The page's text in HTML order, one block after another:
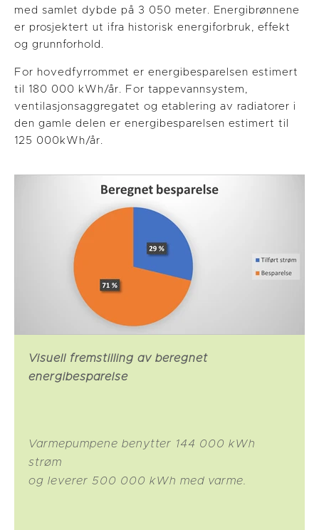
med samlet dybde på 3 050 meter. Energibrønnene
er prosjektert ut ifra historisk energiforbruk, effekt
og grunnforhold.
For hovedfyrrommet er energibesparelsen estimert
til 180 000 kWh/år. For tappevannsystem,
ventilasjonsaggregatet og etablering av radiatorer i
den gamle delen er energibesparelsen estimert til
125 000kWh/år.
Visuell fremstilling av beregnet
energibesparelse
Varmepumpene benytter 144 000 kWh
strøm
og leverer 500 000​ kWh med varme.